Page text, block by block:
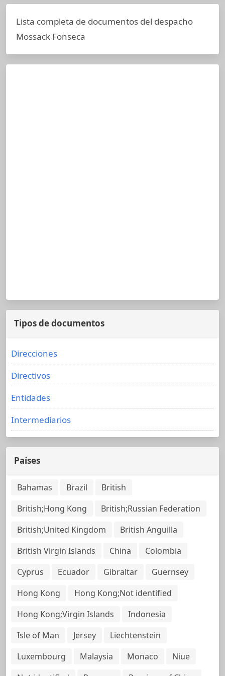
Lista completa de documentos del despacho
Mossack Fonseca
Tipos de documentos
Direcciones
Directivos
Entidades
Intermediarios
Países
Bahamas Brazil
British
British;Hong Kong
British;Russian Federation
British;United Kingdom
British Anguilla
British Virgin Islands
China
Colombia
Cyprus
Ecuador Gibraltar
Guernsey
Hong Kong
Hong Kong;Not identified
Hong Kong;Virgin Islands
Indonesia
Isle of Man
Jersey
Liechtenstein
Luxembourg
Malaysia Monaco
Niue